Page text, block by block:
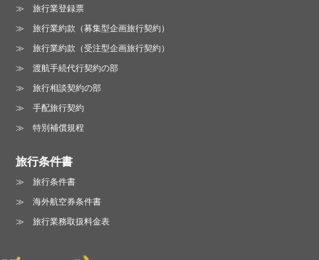
旅行業登録票
旅行業約款（募集型企画旅行契約）
旅行業約款（受注型企画旅行契約）
渡航手続代行契約の部
旅行相談契約の部
手配旅行契約
特別補償規程
旅行条件書
旅行条件書
海外航空券条件書
旅行業務取扱料金表